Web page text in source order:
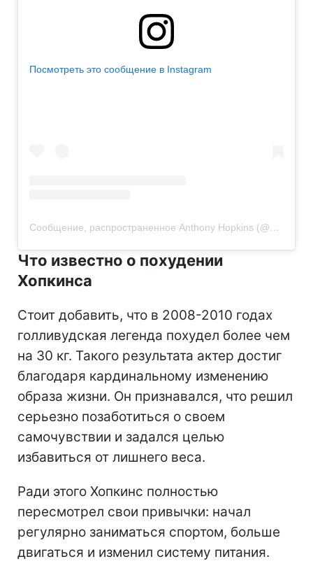
Посмотреть это сообщение в Instagram
Сообщение, распространенное Anthony Hopkins (@anthonyhopkins)
Что известно о похудении
Хопкинса
Стоит добавить, что в 2008-2010 годах
голливудская легенда похудел более чем
на 30 кг. Такого результата актер достиг
благодаря кардинальному изменению
образа жизни. Он признавался, что решил
серьезно позаботиться о своем
самочувствии и задался целью
избавиться от лишнего веса.
Ради этого Хопкинс полностью
пересмотрел свои привычки: начал
регулярно заниматься спортом, больше
двигаться и изменил систему питания.